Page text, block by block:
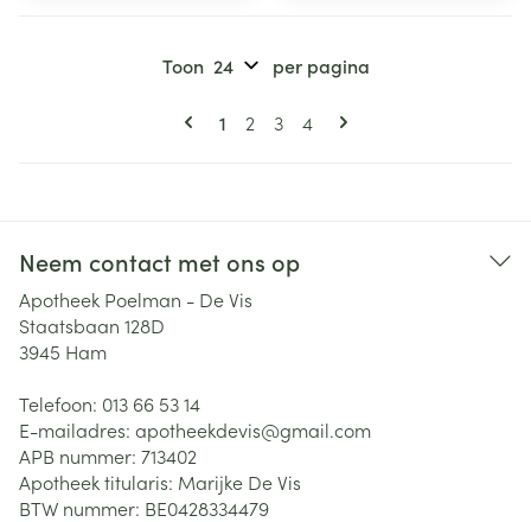
Pagina's
U lees momenteel pagina
1 Pagina
2 Pagina
3 Pagina
4
Toon per pagina
Neem contact met ons op
Apotheek Poelman - De Vis
Staatsbaan 128D
3945 Ham
Telefoon: 013 66 53 14
E-mailadres: apotheekdevis@gmail.com
APB nummer: 713402
Apotheek titularis: Marijke De Vis
BTW nummer: BE0428334479